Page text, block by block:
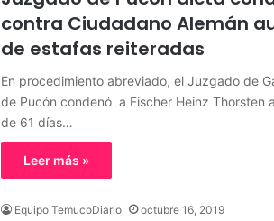
contra Ciudadano Alemán
de estafas reiteradas
En procedimiento abreviado, el Juzgado de
de Pucón condenó a Fischer Heinz Thorsten
de 61 días…
Leer más »
Equipo TemucoDiario octubre 16, 2019